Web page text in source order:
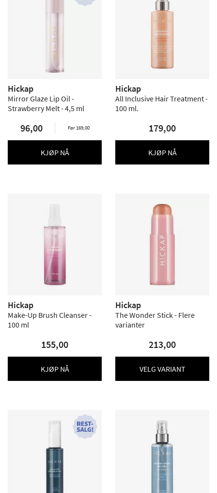
Hickap
Mirror Glaze Lip Oil -
Strawberry Melt - 4,5 ml
96,00 Før 169,00
KJØP NÅ
Hickap
All Inclusive Hair Treatment -
100 ml.
179,00
KJØP NÅ
Hickap
Make-Up Brush Cleanser -
100 ml
155,00
KJØP NÅ
Hickap
The Wonder Stick - Flere
varianter
213,00
VELG VARIANT